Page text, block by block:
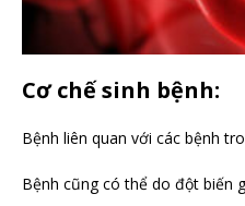
Cơ chế sinh bệnh:
Bệnh liên quan với các bệnh
Bệnh cũng có thể do đột biến